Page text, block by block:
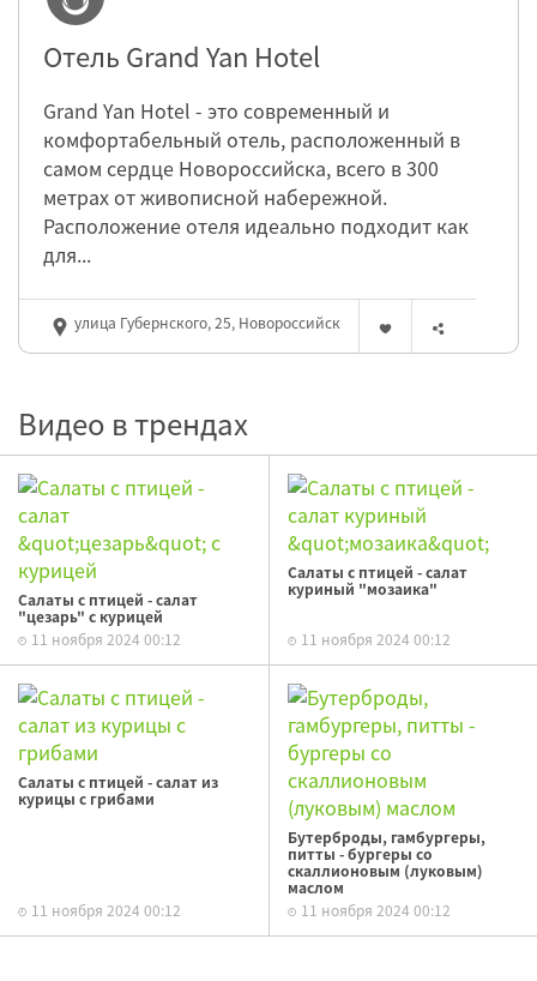
Отель Grand Yan Hotel
Grand Yan Hotel - это современный и
комфортабельный отель, расположенный в
самом сердце Новороссийска, всего в 300
метрах от живописной набережной.
Расположение отеля идеально подходит как
для...
улица Губернского, 25, Новороссийск
Видео в трендах
Салаты с птицей - салат
"цезарь" с курицей
11 ноября 2024 00:12
Салаты с птицей - салат
куриный "мозаика"
11 ноября 2024 00:12
Салаты с птицей - салат из
курицы с грибами
11 ноября 2024 00:12
Бутерброды, гамбургеры,
питты - бургеры со
скаллионовым (луковым)
маслом
11 ноября 2024 00:12